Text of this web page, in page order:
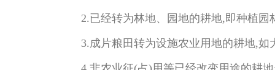
2.已经转为林地、园地的耕地,即种植园
3.成片粮田转为设施农业用地的耕地,如